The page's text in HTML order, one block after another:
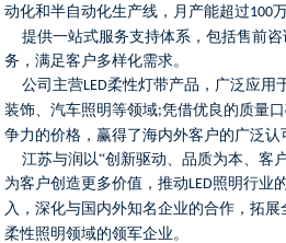
动化和半自动化生产线，月产能超过100
提供一站式服务支持体系，包括售前
务，满足客户多样化需求。
公司主营LED柔性灯带产品，广泛应用
装饰、汽车照明等领域;凭借优良的质量
争力的价格，赢得了海内外客户的广泛认
江苏与润以“创新驱动、品质为本、客
为客户创造更多价值，推动LED照明行业
入，深化与国内外知名企业的合作，拓
柔性照明领域的领军企业。